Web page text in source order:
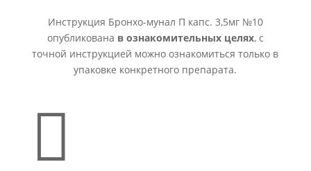
Инструкция Бронхо-мунал П капс. 3,5мг №10
опубликована в ознакомительных целях, с
точной инструкцией можно ознакомиться только в
упаковке конкретного препарата.
